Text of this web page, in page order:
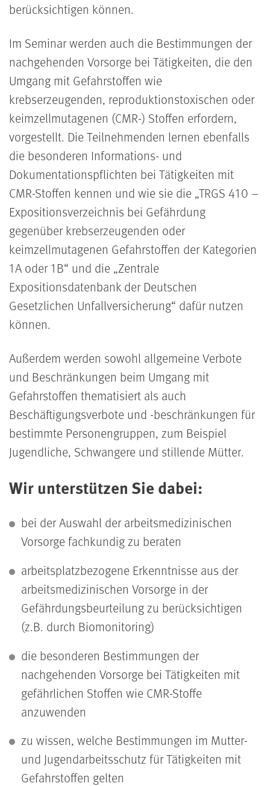
berücksichtigen können.
Im Seminar werden auch die Bestimmungen der
nachgehenden Vorsorge bei Tätigkeiten, die den
Umgang mit Gefahrstoffen wie
krebserzeugenden, reproduktionstoxischen oder
keimzellmutagenen (CMR-) Stoffen erfordern,
vorgestellt. Die Teilnehmenden lernen ebenfalls
die besonderen Informations- und
Dokumentationspflichten bei Tätigkeiten mit
CMR-Stoffen kennen und wie sie die „TRGS 410 –
Expositionsverzeichnis bei Gefährdung
gegenüber krebserzeugenden oder
keimzellmutagenen Gefahrstoffen der Kategorien
1A oder 1B“ und die „Zentrale
Expositionsdatenbank der Deutschen
Gesetzlichen Unfallversicherung“ dafür nutzen
können.
Außerdem werden sowohl allgemeine Verbote
und Beschränkungen beim Umgang mit
Gefahrstoffen thematisiert als auch
Beschäftigungsverbote und -beschränkungen für
bestimmte Personengruppen, zum Beispiel
Jugendliche, Schwangere und stillende Mütter.
Wir unterstützen Sie dabei:
bei der Auswahl der arbeitsmedizinischen
Vorsorge fachkundig zu beraten
arbeitsplatzbezogene Erkenntnisse aus der
arbeitsmedizinischen Vorsorge in der
Gefährdungsbeurteilung zu berücksichtigen
(z.B. durch Biomonitoring)
die besonderen Bestimmungen der
nachgehenden Vorsorge bei Tätigkeiten mit
gefährlichen Stoffen wie CMR-Stoffe
anzuwenden
zu wissen, welche Bestimmungen im Mutter-
und Jugendarbeitsschutz für Tätigkeiten mit
Gefahrstoffen gelten